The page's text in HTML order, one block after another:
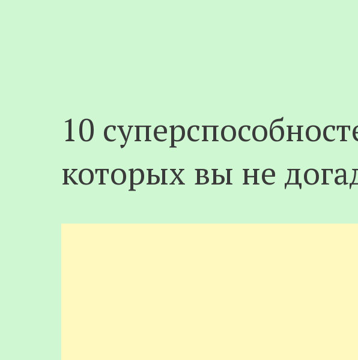
10
которых вы не